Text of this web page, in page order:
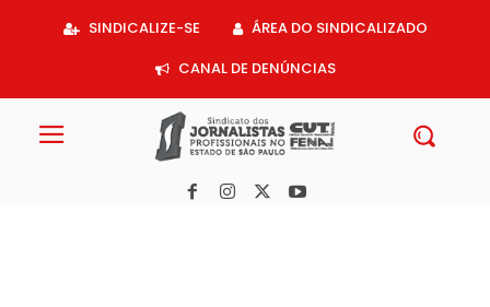
SINDICALIZE-SE
ÁREA DO SINDICALIZADO
CANAL DE DENÚNCIAS